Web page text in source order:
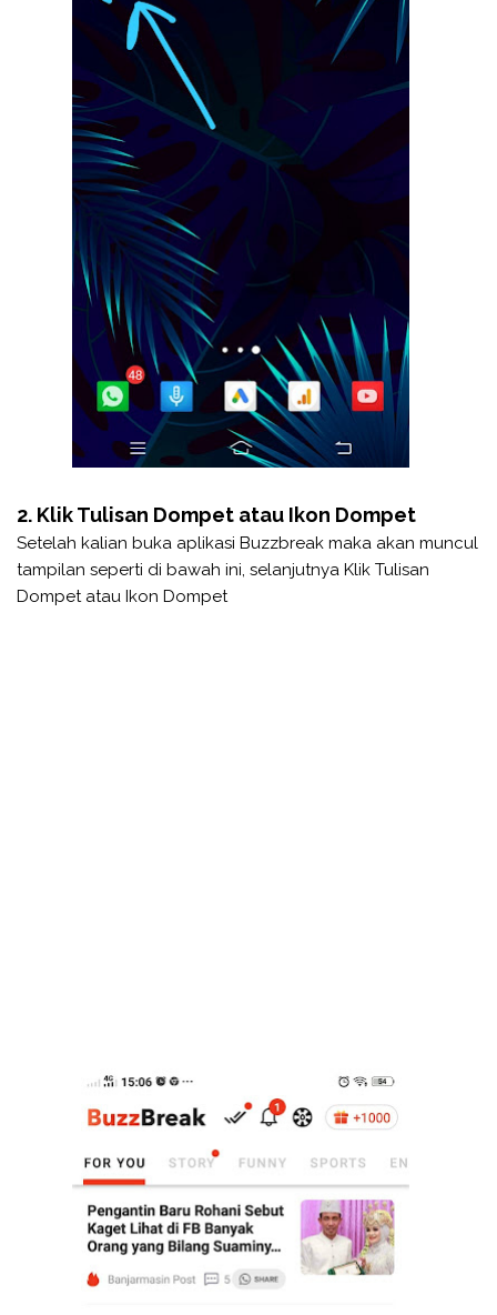
2. Klik Tulisan Dompet atau Ikon Dompet
Setelah kalian buka aplikasi Buzzbreak maka akan muncul
tampilan seperti di bawah ini, selanjutnya Klik Tulisan
Dompet atau Ikon Dompet